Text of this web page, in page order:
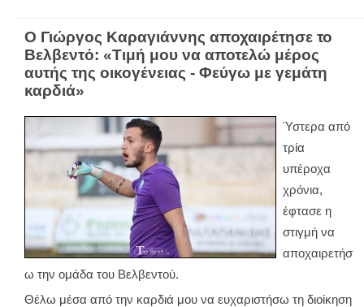
Ο Γιώργος Καραγιάννης αποχαιρέτησε το
Βελβεντό: «Τιμή μου να αποτελώ μέρος
αυτής της οικογένειας - Φεύγω με γεμάτη
καρδιά»
Ύστερα από
τρία
υπέροχα
χρόνια,
έφτασε η
στιγμή να
αποχαιρετήσ
ω την ομάδα του Βελβεντού.
Θέλω μέσα από την καρδιά μου να ευχαριστήσω τη διοίκηση